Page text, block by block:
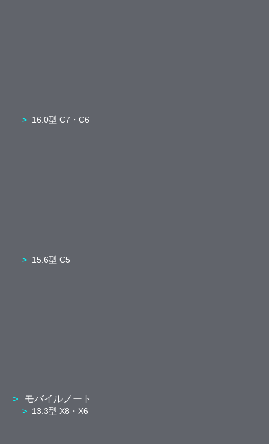
16.0型 C7・C6
15.6型 C5
モバイルノート
13.3型 X8・X6